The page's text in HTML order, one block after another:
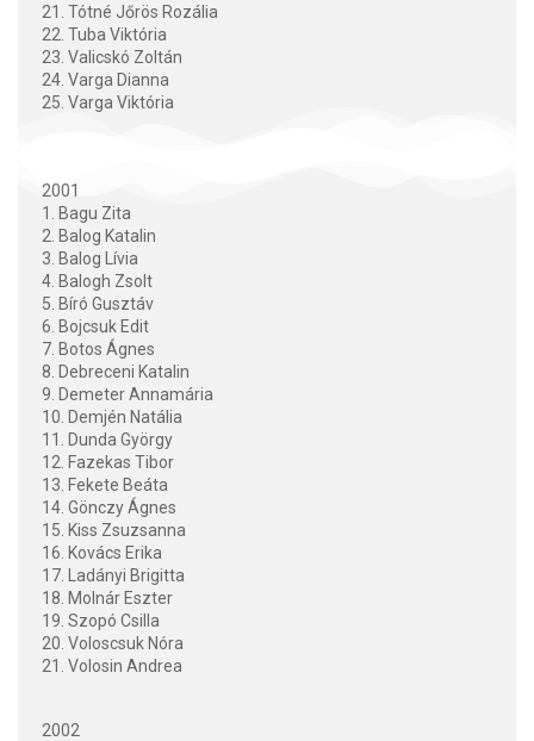
21. Tótné Jőrös Rozália
22. Tuba Viktória
23. Valicskó Zoltán
24. Varga Dianna
25. Varga Viktória
2001
1. Bagu Zita
2. Balog Katalin
3. Balog Lívia
4. Balogh Zsolt
5. Bíró Gusztáv
6. Bojcsuk Edit
7. Botos Ágnes
8. Debreceni Katalin
9. Demeter Annamária
10. Demjén Natália
11. Dunda György
12. Fazekas Tibor
13. Fekete Beáta
14. Gönczy Ágnes
15. Kiss Zsuzsanna
16. Kovács Erika
17. Ladányi Brigitta
18. Molnár Eszter
19. Szopó Csilla
20. Voloscsuk Nóra
21. Volosin Andrea
2002